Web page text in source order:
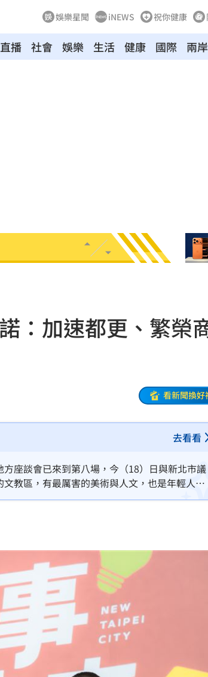
娛樂星聞 iNEWS 祝你健康
直播 社會 娛樂 生活 健康 國際 兩岸
：加速都更、繁榮
看新聞換好
去看看
座談會已來到第八場，今（18）日與新北市議
教區，有最厲害的美術與人文，也是年輕人到
擴大公辦都更，讓永和成為生活最便利、產業